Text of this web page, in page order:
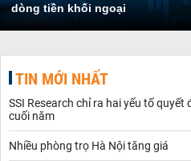
dòng tiền khối ngoại
TIN MỚI NHẤT
SSI Research chỉ ra hai yếu tố
cuối năm
Nhiều phòng trọ Hà Nội tăng giá